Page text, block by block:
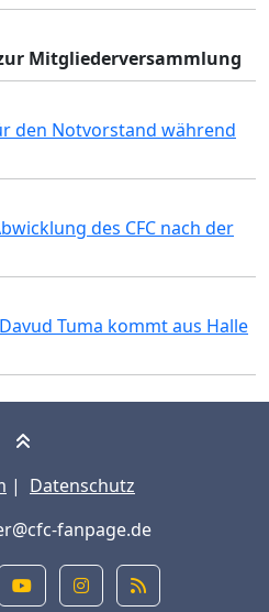
Mitgliederversammlung
den Notvorstand während
des CFC nach der
Tuma kommt aus Halle
| Datenschutz
fanpage.de